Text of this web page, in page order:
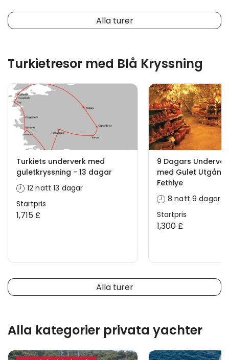
Alla turer
Turkietresor med Blå Kryssning
Turkiets underverk med
guletkryssning - 13 dagar
12 natt 13 dagar
Startpris
1,715 £
9 Dagars
med Gulet
Fethiye
8 natt 9 dagar
Startpris
1,300 £
Alla turer
Alla kategorier privata yachter